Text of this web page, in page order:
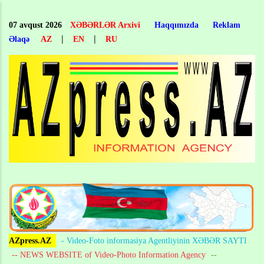
main
content
07 avqust 2026 XƏBƏRLƏR Arxivi Haqqımızda
Reklam
Əlaqə
AZ | EN | RU
AZpress.AZ
- Video-Foto informasiya Agentliyinin XƏBƏR SAYTI
-- NEWS WEBSITE of Video-Photo Information Agency --